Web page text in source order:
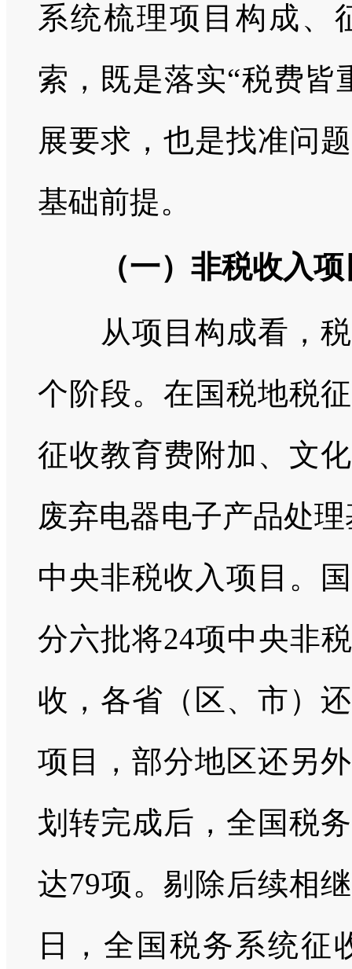
系统梳理项目构成、
索，既是落实“税费皆
展要求，也是找准问
基础前提。
（一）非税收入项
从项目构成看，税
个阶段。在国税地税
征收教育费附加、文
废弃电器电子产品处
中央非税收入项目。
分六批将24项中央非
收，各省（区、市）
项目，部分地区还另
划转完成后，全国税
达79项。剔除后续相
日，全国税务系统征